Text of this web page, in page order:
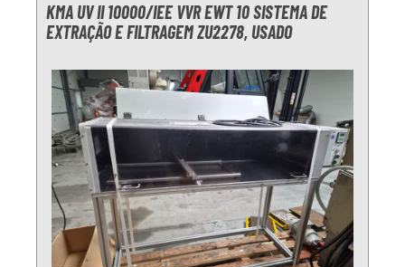
KMA UV II 10000/IEE VVR EWT 10 SISTEMA DE
EXTRAÇÃO E FILTRAGEM ZU2278, USADO